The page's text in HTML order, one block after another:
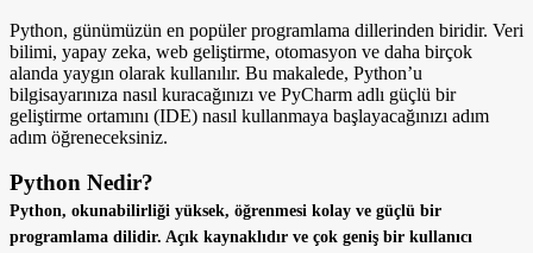
Python, günümüzün en popüler programlama dillerinden biridir. Veri
bilimi, yapay zeka, web geliştirme, otomasyon ve daha birçok
alanda yaygın olarak kullanılır. Bu makalede, Python’u
bilgisayarınıza nasıl kuracağınızı ve PyCharm adlı güçlü bir
geliştirme ortamını (IDE) nasıl kullanmaya başlayacağınızı adım
adım öğreneceksiniz.
Python Nedir?
Python, okunabilirliği yüksek, öğrenmesi kolay ve güçlü bir
programlama dilidir. Açık kaynaklıdır ve çok geniş bir kullanıcı